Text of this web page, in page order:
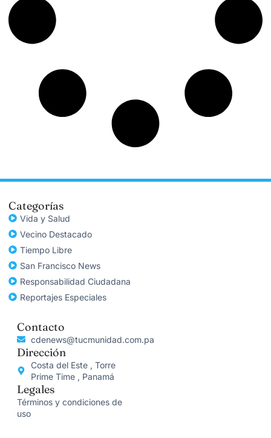
Categorías
Vida y Salud
Vecino Destacado
Tiempo Libre
San Francisco News
Responsabilidad Ciudadana
Reportajes Especiales
Contacto
cdenews@tucmunidad.com.pa
Dirección
Costa del Este , Torre
Prime Time , Panamá
Legales
Términos y condiciones de
uso